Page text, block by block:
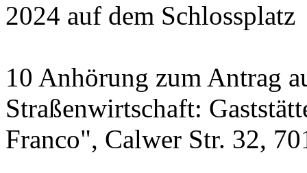
2024 auf dem Schlossplatz
10 Anhörung zum Antrag
Straßenwirtschaft:
Franco", Calwer Str. 32,